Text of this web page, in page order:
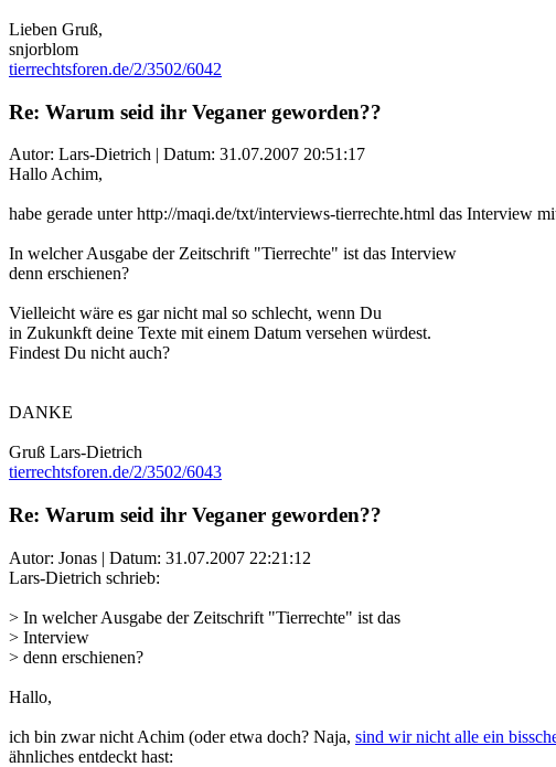
Lieben Gruß,
snjorblom
tierrechtsforen.de/2/3502/6042
Re: Warum seid ihr Veganer geworden??
Autor: Lars-Dietrich | Datum: 31.07.2007 20:51:17
Hallo Achim,
habe gerade unter http://maqi.de/txt/interviews-tierrechte.html das Interview
In welcher Ausgabe der Zeitschrift "Tierrechte" ist das Interview
denn erschienen?
Vielleicht wäre es gar nicht mal so schlecht, wenn Du
in Zukunkft deine Texte mit einem Datum versehen würdest.
Findest Du nicht auch?
DANKE
Gruß Lars-Dietrich
tierrechtsforen.de/2/3502/6043
Re: Warum seid ihr Veganer geworden??
Autor: Jonas | Datum: 31.07.2007 22:21:12
Lars-Dietrich schrieb:
> In welcher Ausgabe der Zeitschrift "Tierrechte" ist das
> Interview
> denn erschienen?
Hallo,
ich bin zwar nicht Achim (oder etwa doch? Naja, sind wir nicht alle ein
ähnliches entdeckt hast: